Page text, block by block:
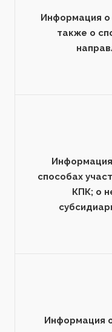
Информация
также о
Информация
способах
КПК; о
Информация